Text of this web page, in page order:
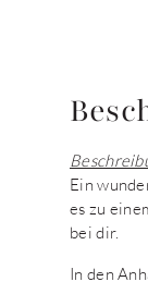
Ein
es zu
bei dir.
In den